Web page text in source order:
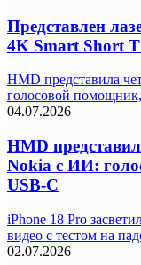
Представлен
4K Smart Short
HMD представила
голосовой
04.07.2026
HMD
Nokia с ИИ:
USB-C
iPhone 18 Pro
видео с тестом на
02.07.2026